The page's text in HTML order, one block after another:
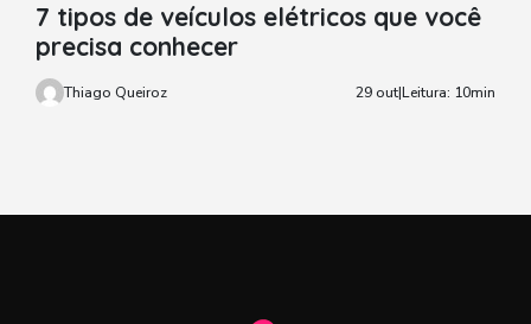
7 tipos de veículos elétricos que você
precisa conhecer
Thiago Queiroz 29 out|Leitura: 10min